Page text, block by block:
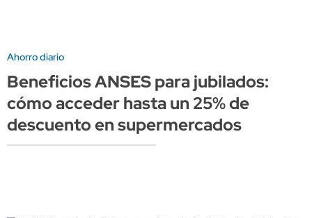
Ahorro diario
Beneficios ANSES para jubilados:
cómo acceder hasta un 25% de
descuento en supermercados